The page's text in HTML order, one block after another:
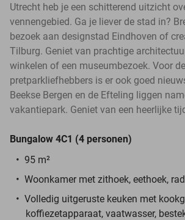
Utrecht heb je een schitterend uitzicht
vennengebied. Ga je liever de stad in?
bezoek aan designstad Eindhoven of
Tilburg. Geniet van prachtige
winkelen of een museumbezoek. Voor
pretparkliefhebbers is er ook goed
Beekse Bergen en de Efteling liggen
vakantiepark. Geniet van een heerlijke
Bungalow 4C1 (4 personen)
95 m²
Woonkamer met zithoek, eethoek,
Volledig uitgeruste keuken met
koffiezetapparaat, vaatwasser,